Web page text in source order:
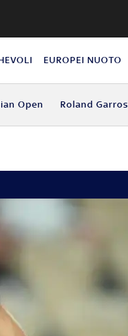
EUROPEI NUOTO
Open Roland Garros